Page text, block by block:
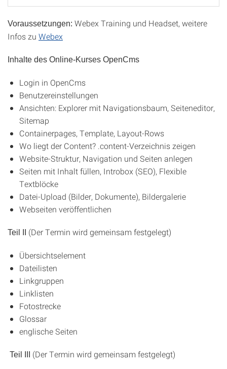
Voraussetzungen: Webex Training und Headset, weitere
Infos zu Webex
Inhalte des Online-Kurses OpenCms
Login in OpenCms
Benutzereinstellungen
Ansichten: Explorer mit Navigationsbaum, Seiteneditor,
Sitemap
Containerpages, Template, Layout-Rows
Wo liegt der Content? .content-Verzeichnis zeigen
Website-Struktur, Navigation und Seiten anlegen
Seiten mit Inhalt füllen, Introbox (SEO), Flexible
Textblöcke
Datei-Upload (Bilder, Dokumente), Bildergalerie
Webseiten veröffentlichen
Teil II (Der Termin wird gemeinsam festgelegt)
Übersichtselement
Dateilisten
Linkgruppen
Linklisten
Fotostrecke
Glossar
englische Seiten
Teil III (Der Termin wird gemeinsam festgelegt)